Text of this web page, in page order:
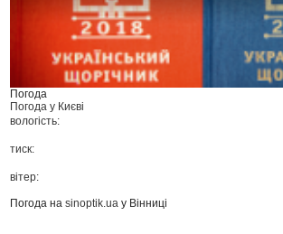
Погода
Погода у Києві
вологість:
тиск:
вітер:
Погода наsinoptik.ua у Вінниці